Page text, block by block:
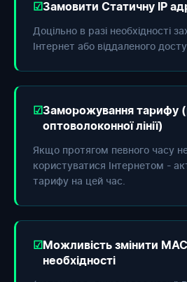
Замовити Статичну IP
Доцільно в разі необхідності
Інтернет або віддаленого
Заморожування тарифу
оптоволоконної лінії)
Якщо протягом певного часу
користуватися Інтернетом -
тарифу на цей час.
Можливість змінити
необхідності